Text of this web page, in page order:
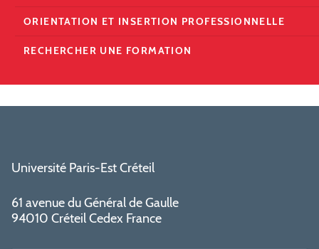
ORIENTATION ET INSERTION PROFESSIONNELLE
RECHERCHER UNE FORMATION
Université Paris-Est Créteil
61 avenue du Général de Gaulle
94010 Créteil Cedex France